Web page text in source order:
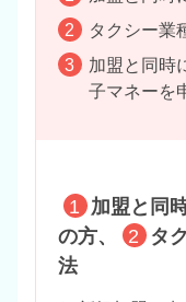
2
タクシー業
3
加盟と同時
子マネーを
1 加盟と同
の方、
2
タ
法